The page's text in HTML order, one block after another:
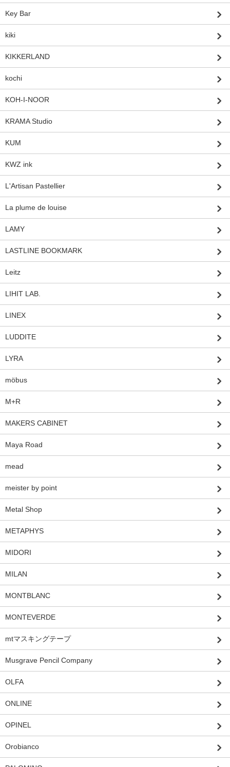
Key Bar
kiki
KIKKERLAND
kochi
KOH-I-NOOR
KRAMA Studio
KUM
KWZ ink
L'Artisan Pastellier
La plume de louise
LAMY
LASTLINE BOOKMARK
Leitz
LIHIT LAB.
LINEX
LUDDITE
LYRA
möbus
M+R
MAKERS CABINET
Maya Road
mead
meister by point
Metal Shop
METAPHYS
MIDORI
MILAN
MONTBLANC
MONTEVERDE
mtマスキングテープ
Musgrave Pencil Company
OLFA
ONLINE
OPINEL
Orobianco